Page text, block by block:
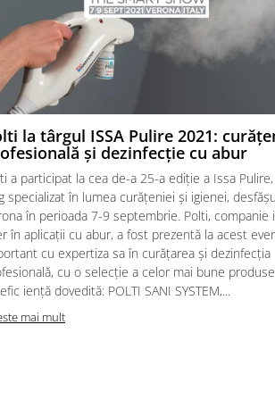
la târgul ISSA Pulire 2021:
și dezinfecție cu abur
a participat la cea de-a 25-a ediție a Issa
specializat în lumea curățeniei și igienei,
în perioada 7-9 septembrie. Polti, companie
în aplicații cu abur, a fost prezentă la acest
cu expertiza sa în curățarea și dezinfecția
cu o selecție a celor mai bune
iență dovedită: POLTI SANI SYSTEM,...
mai mult